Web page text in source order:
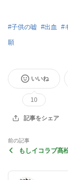
#子供の嘘 #出血 #
願
いいね
10
記事をシェア
前の記事
もしイコラブ髙